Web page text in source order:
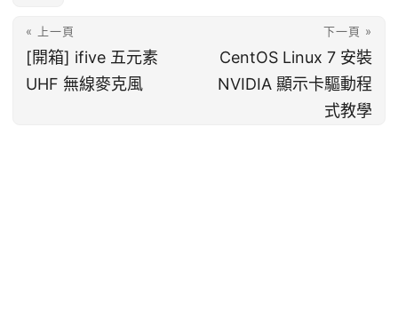
« 上一頁
[開箱] ifive 五元素
UHF 無線麥克風
下一頁 »
CentOS Linux 7 安裝
NVIDIA 顯示卡驅動程
式教學